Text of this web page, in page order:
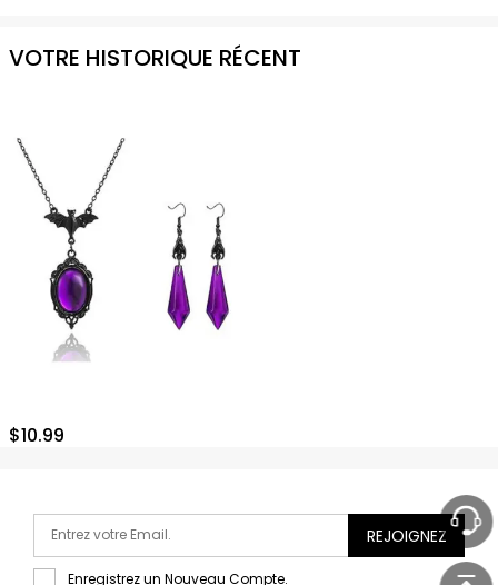
VOTRE HISTORIQUE RÉCENT
$10.99
REJOIGNEZ
Enregistrez un Nouveau Compte.